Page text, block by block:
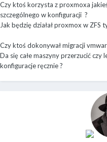
Czy ktoś korzysta z proxmoxa
szczególnego w konfiguracji ?
Jak będzię działał proxmox w ZFS
Czy ktoś dokonywał migracji
Da się całe maszyny przerzucić
konfiguracje ręcznie ?